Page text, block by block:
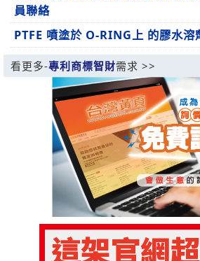
員聯絡
PTFE 噴塗於 O-RING上 的膠水溶
看更多-專利商標智財需求 >>